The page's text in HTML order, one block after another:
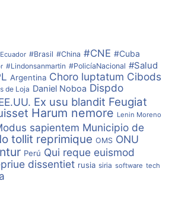
reacción en redes sociales, por
PUZZLE DEBIÓ
EXISTIÓ PLAGIO”.
proyecto pozzle
IsraelCe…/proyecto-
“En la UTPL se propusieron
para el desarrollo de tesis de
Penal. Ello sucedió con las
de la Especialidad en Derecho
Un proyecto «puzzle» se arma con
#Brasil #China #CNE #Cuba
#Lindonsanmartin #PolicíaNacional #Salud
Argentina Choro luptatum Cibods
de Loja Daniel Noboa Dispdo
Ex usu blandit Feugiat
Harum nemore Lenin Moreno
sapientem Municipio de
tollit reprimique OMS ONU
Perú Qui reque euismod
dissentiet rusia siria software tech